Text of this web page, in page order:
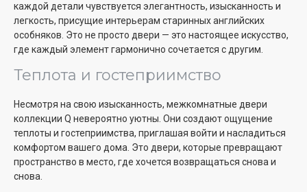
каждой детали чувствуется элегантность, изысканность и
легкость, присущие интерьерам старинных английских
особняков. Это не просто двери — это настоящее искусство,
где каждый элемент гармонично сочетается с другим.
Теплота и гостеприимство
Несмотря на свою изысканность, межкомнатные двери
коллекции Q невероятно уютны. Они создают ощущение
теплоты и гостеприимства, приглашая войти и насладиться
комфортом вашего дома. Это двери, которые превращают
пространство в место, где хочется возвращаться снова и
снова.